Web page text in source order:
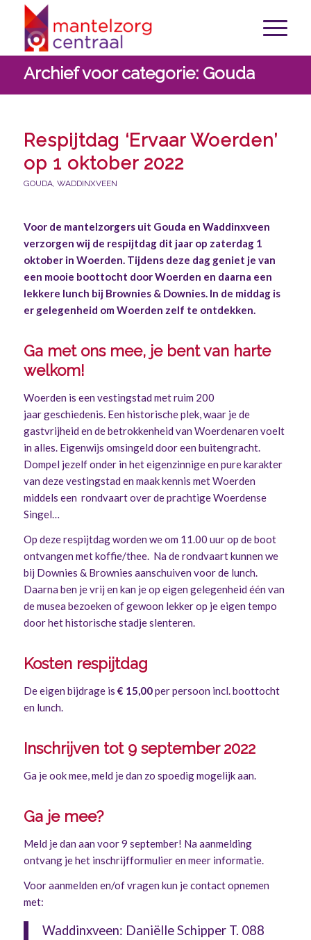
Archief voor categorie: Gouda
Respijtdag ‘Ervaar Woerden’
op 1 oktober 2022
GOUDA, WADDINXVEEN
Voor de mantelzorgers uit Gouda en Waddinxveen
verzorgen wij de respijtdag dit jaar op zaterdag 1
oktober in Woerden. Tijdens deze dag geniet je van
een mooie boottocht door Woerden en daarna een
lekkere lunch bij Brownies & Downies. In de middag is
er gelegenheid om Woerden zelf te ontdekken.
Ga met ons mee, je bent van harte
welkom!
Woerden is een vestingstad met ruim 200
jaar geschiedenis. Een historische plek, waar je de
gastvrijheid en de betrokkenheid van Woerdenaren voelt
in alles. Eigenwijs omsingeld door een buitengracht.
Dompel jezelf onder in het eigenzinnige en pure karakter
van deze vestingstad en maak kennis met Woerden
middels een rondvaart over de prachtige Woerdense
Singel…
Op deze respijtdag worden we om 11.00 uur op de boot
ontvangen met koffie/thee. Na de rondvaart kunnen we
bij Downies & Brownies aanschuiven voor de lunch.
Daarna ben je vrij en kan je op eigen gelegenheid één van
de musea bezoeken of gewoon lekker op je eigen tempo
door het historische stadje slenteren.
Kosten respijtdag
De eigen bijdrage is € 15,00per persoon incl. boottocht
en lunch.
Inschrijven tot 9 september 2022
Ga je ook mee, meld je dan zo spoedig mogelijk aan.
Ga je mee?
Meld je dan aan voor 9 september! Na aanmelding
ontvang je het inschrijfformulier en meer informatie.
Voor aanmelden en/of vragen kun je contact opnemen
met:
Waddinxveen: Daniëlle Schipper T. 088